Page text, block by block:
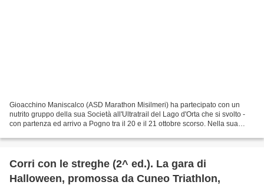
Gioacchino Maniscalco (ASD Marathon Misilmeri) ha partecipato con un
nutrito gruppo della sua Società all'Ultratrail del Lago d'Orta che si svolto -
con partenza ed arrivo a Pogno tra il 20 e il 21 ottobre scorso. Nella sua
Corri con le streghe (2^ ed.). La gara di
Halloween, promossa da Cuneo Triathlon,